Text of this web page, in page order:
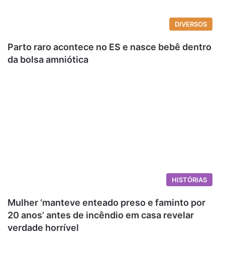
DIVERSOS
Parto raro acontece no ES e nasce bebê dentro
da bolsa amniótica
HISTÓRIAS
Mulher ‘manteve enteado preso e faminto por
20 anos’ antes de incêndio em casa revelar
verdade horrível